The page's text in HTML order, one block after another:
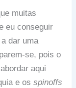
muitas
eu conseguir
dar uma
se, pois o
aqui
e osspinoffs